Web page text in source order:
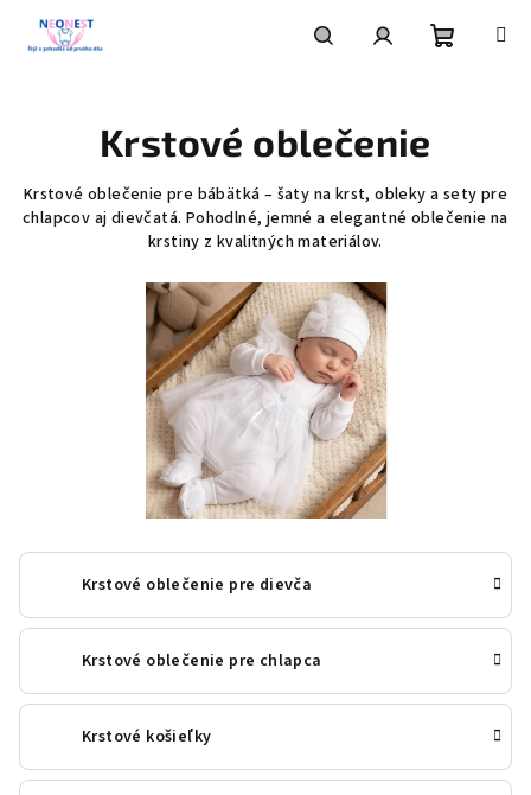
obsah
Krstové oblečenie
Krstové oblečenie pre bábätká – šaty na krst, obleky a sety pre
chlapcov aj dievčatá. Pohodlné, jemné a elegantné oblečenie na
krstiny z kvalitných materiálov.
Krstové oblečenie pre dievča
Krstové oblečenie pre chlapca
Krstové košieľky